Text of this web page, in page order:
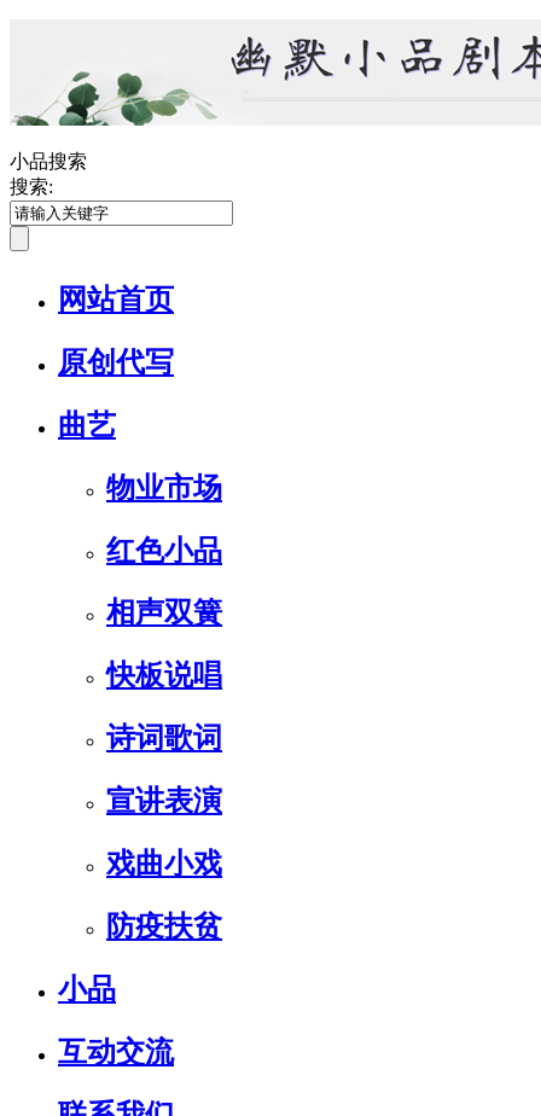
小品搜索
搜索:
网站首页
原创代写
曲艺
物业市场
红色小品
相声双簧
快板说唱
诗词歌词
宣讲表演
戏曲小戏
防疫扶贫
小品
互动交流